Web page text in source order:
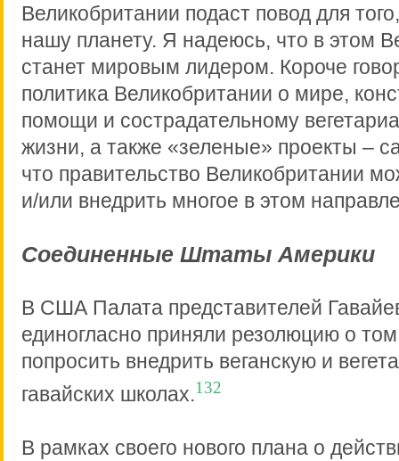
Великобритании подаст повод для
нашу планету. Я надеюсь, что в этом
станет мировым лидером. Короче
политика Великобритании о мире,
помощи и сострадательному
жизни, а также «зеленые» проекты –
что правительство Великобритании
и/или внедрить многое в этом
Соединенные Штаты Америки
В США Палата представителей
единогласно приняли резолюцию о
попросить внедрить веганскую и
гавайских школах.132
В рамках своего нового плана о